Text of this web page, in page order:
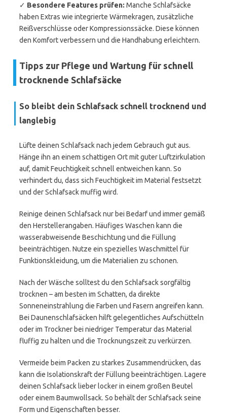
✓ Besondere Features prüfen: Manche Schlafsäcke
haben Extras wie integrierte Wärmekragen, zusätzliche
Reißverschlüsse oder Kompressionssäcke. Diese können
den Komfort verbessern und die Handhabung erleichtern.
Tipps zur Pflege und Wartung für schnell
trocknende Schlafsäcke
So bleibt dein Schlafsack schnell trocknend und
langlebig
Lüfte deinen Schlafsack nach jedem Gebrauch gut aus.
Hänge ihn an einem schattigen Ort mit guter Luftzirkulation
auf, damit Feuchtigkeit schnell entweichen kann. So
verhindert du, dass sich Feuchtigkeit im Material festsetzt
und der Schlafsack muffig wird.
Reinige deinen Schlafsack nur bei Bedarf und immer gemäß
den Herstellerangaben. Häufiges Waschen kann die
wasserabweisende Beschichtung und die Füllung
beeinträchtigen. Nutze ein spezielles Waschmittel für
Funktionskleidung, um die Materialien zu schonen.
Nach der Wäsche solltest du den Schlafsack sorgfältig
trocknen – am besten im Schatten, da direkte
Sonneneinstrahlung die Farben und Fasern angreifen kann.
Bei Daunenschlafsäcken hilft gelegentliches Aufschütteln
oder im Trockner bei niedriger Temperatur das Material
fluffig zu halten und die Trocknungszeit zu verkürzen.
Vermeide beim Packen zu starkes Zusammendrücken, das
kann die Isolationskraft der Füllung beeinträchtigen. Lagere
deinen Schlafsack lieber locker in einem großen Beutel
oder einem Baumwollsack. So behält der Schlafsack seine
Form und Eigenschaften besser.